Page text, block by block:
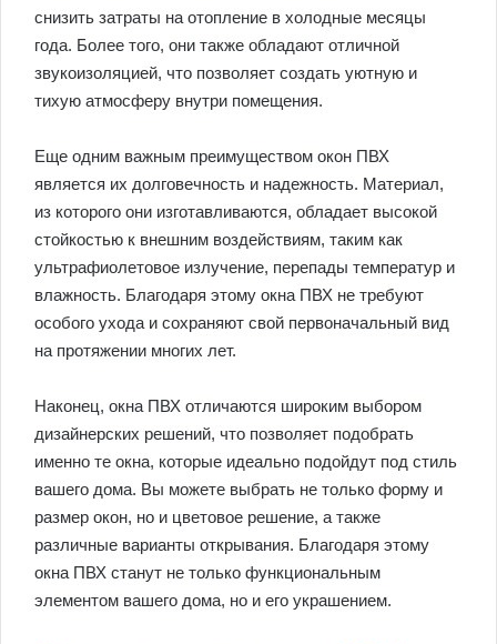
снизить затраты на отопление в холодные месяцы
года. Более того, они также обладают отличной
звукоизоляцией, что позволяет создать уютную и
тихую атмосферу внутри помещения.
Еще одним важным преимуществом окон ПВХ
является их долговечность и надежность. Материал,
из которого они изготавливаются, обладает высокой
стойкостью к внешним воздействиям, таким как
ультрафиолетовое излучение, перепады температур и
влажность. Благодаря этому окна ПВХ не требуют
особого ухода и сохраняют свой первоначальный вид
на протяжении многих лет.
Наконец, окна ПВХ отличаются широким выбором
дизайнерских решений, что позволяет подобрать
именно те окна, которые идеально подойдут под стиль
вашего дома. Вы можете выбрать не только форму и
размер окон, но и цветовое решение, а также
различные варианты открывания. Благодаря этому
окна ПВХ станут не только функциональным
элементом вашего дома, но и его украшением.